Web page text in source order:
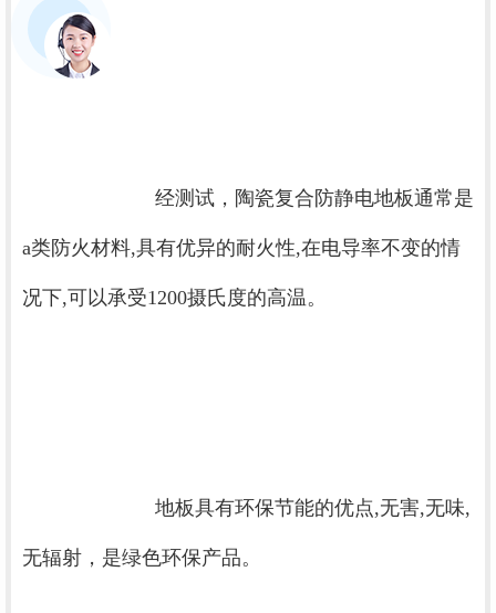
a类防火材料,具有优异的耐火性,在电导率不变的情
况下,可以承受1200摄氏度的高温。
无辐射，是绿色环保产品。